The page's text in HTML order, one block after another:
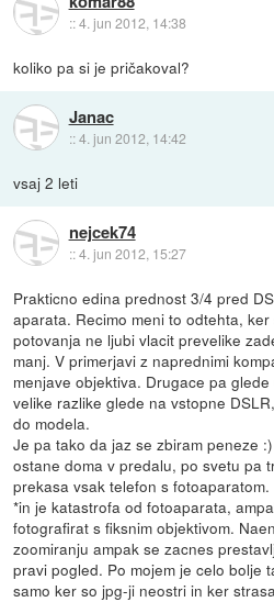
::4. jun 2012, 14:38
koliko pa si je pričakoval?
Janac
::4. jun 2012, 14:42
vsaj 2 leti
nejcek74
::4. jun 2012, 15:27
Prakticno edina prednost 3/4 pred
aparata. Recimo meni to odtehta,
potovanja ne ljubi vlacit prevelike
manj. V primerjavi z naprednimi
menjave objektiva. Drugace pa
velike razlike glede na vstopne
do modela.
Je pa tako da jaz se zbiram peneze
ostane doma v predalu, po svetu pa
prekasa vsak telefon s fotoaparatom.
*in je katastrofa od fotoaparata,
fotografirat s fiksnim objektivom.
zoomiranju ampak se zacnes
pravi pogled. Po mojem je celo bolje
samo ker so jpg-ji neostri in ker